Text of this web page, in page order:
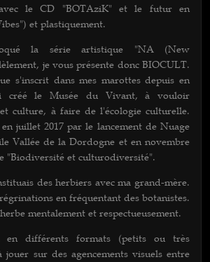
le CD "BOTAziK" et le futur en
et plastiquement.
la série artistique "NA (New
je vous présente donc BIOCULT.
s'inscrit dans mes marottes depuis en
créé le Musée du Vivant, à vouloir
culture, à faire de l'écologie culturelle.
juillet 2017 par le lancement de Nuage
Vallée de la Dordogne et en novembre
"Biodiversité et culturodiversité".
des herbiers avec ma grand-mère.
en fréquentant des botanistes.
mentalement et respectueusement.
en différents formats (petits ou très
jouer sur des agencements visuels entre